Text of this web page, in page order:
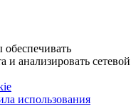
и анализировать сетевой
использования